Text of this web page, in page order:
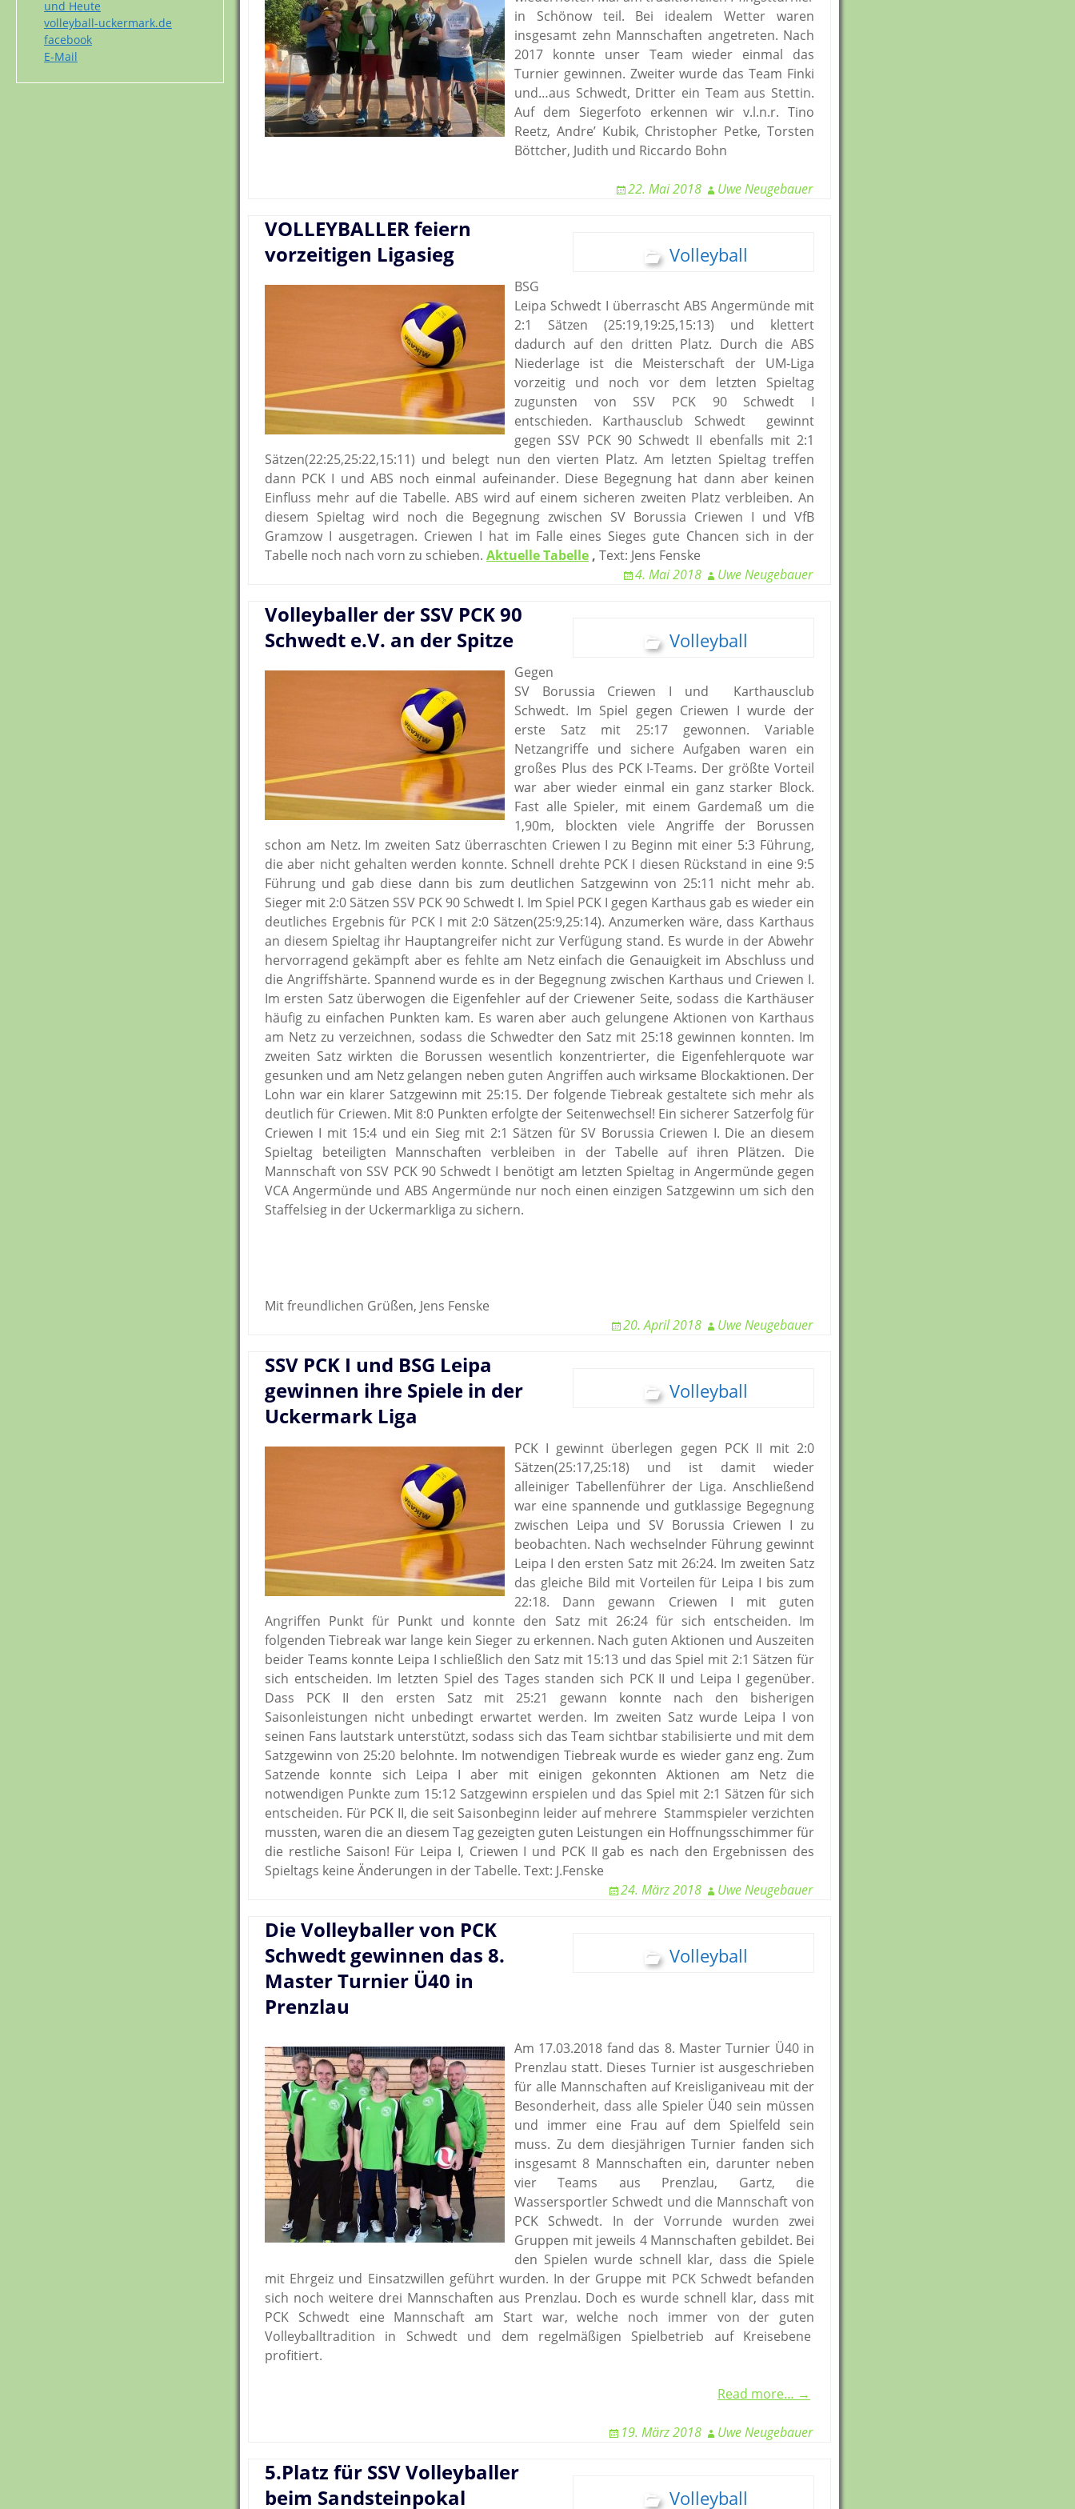
E-Mail
Facebook
Trainingsplan
E-Mail
Trainingsplan
E-Mail
Galerie
Trainingsplan
E-Mail
Wasserball
Abteilungs-News
Galerie
Homepage
Facebook
Teamshop der
Abteilung
Trainingsplan
Tennis
Infos
Abteilungs-News
Galerie
Buchung Tennishalle
Buchung Tennisplatz
(Outdoor)
E-Mail
Tischtennis
Infos
Abteilungs-News
Galerie
Trainingsplan
E-Mail
Volleyball
Infos
Abteilungs-News
Galerie
Trainingsplan
Mannschaften –
facebook
Wandern
Infos
Abteilungs-News
Galerie
E-Mail
und Heute
volleyball-uckermark.de
facebook
E-Mail
in Schönow teil. Bei idealem Wetter waren
insgesamt zehn Mannschaften angetreten. Nach
2017 konnte unser Team wieder einmal das
Turnier gewinnen. Zweiter wurde das Team Finki
und…aus Schwedt, Dritter ein Team aus Stettin.
Auf dem Siegerfoto erkennen wir v.l.n.r. Tino
Reetz, Andre’ Kubik, Christopher Petke, Torsten
Böttcher, Judith und Riccardo Bohn
22. Mai 2018 Uwe Neugebauer
Volleyball
VOLLEYBALLER feiern
vorzeitigen Ligasieg
BSG
Leipa Schwedt I überrascht ABS Angermünde mit
2:1 Sätzen (25:19,19:25,15:13) und klettert
dadurch auf den dritten Platz. Durch die ABS
Niederlage ist die Meisterschaft der UM-Liga
vorzeitig und noch vor dem letzten Spieltag
zugunsten von SSV PCK 90 Schwedt I
entschieden. Karthausclub Schwedt gewinnt
gegen SSV PCK 90 Schwedt II ebenfalls mit 2:1
Sätzen(22:25,25:22,15:11) und belegt nun den vierten Platz. Am letzten Spieltag treffen
dann PCK I und ABS noch einmal aufeinander. Diese Begegnung hat dann aber keinen
Einfluss mehr auf die Tabelle. ABS wird auf einem sicheren zweiten Platz verbleiben. An
diesem Spieltag wird noch die Begegnung zwischen SV Borussia Criewen I und VfB
Gramzow I ausgetragen. Criewen I hat im Falle eines Sieges gute Chancen sich in der
Tabelle noch nach vorn zu schieben. Aktuelle Tabelle , Text: Jens Fenske
4. Mai 2018
Uwe Neugebauer
Volleyball
Volleyballer der SSV PCK 90
Schwedt e.V. an der Spitze
Gegen
SV Borussia Criewen I und Karthausclub
Schwedt. Im Spiel gegen Criewen I wurde der
erste Satz mit 25:17 gewonnen. Variable
Netzangriffe und sichere Aufgaben waren ein
großes Plus des PCK I-Teams. Der größte Vorteil
war aber wieder einmal ein ganz starker Block.
Fast alle Spieler, mit einem Gardemaß um die
1,90m, blockten viele Angriffe der Borussen
schon am Netz. Im zweiten Satz überraschten Criewen I zu Beginn mit einer 5:3 Führung,
die aber nicht gehalten werden konnte. Schnell drehte PCK I diesen Rückstand in eine 9:5
Führung und gab diese dann bis zum deutlichen Satzgewinn von 25:11 nicht mehr ab.
Sieger mit 2:0 Sätzen SSV PCK 90 Schwedt I. Im Spiel PCK I gegen Karthaus gab es wieder ein
deutliches Ergebnis für PCK I mit 2:0 Sätzen(25:9,25:14). Anzumerken wäre, dass Karthaus
an diesem Spieltag ihr Hauptangreifer nicht zur Verfügung stand. Es wurde in der Abwehr
hervorragend gekämpft aber es fehlte am Netz einfach die Genauigkeit im Abschluss und
die Angriffshärte. Spannend wurde es in der Begegnung zwischen Karthaus und Criewen I.
Im ersten Satz überwogen die Eigenfehler auf der Criewener Seite, sodass die Karthäuser
häufig zu einfachen Punkten kam. Es waren aber auch gelungene Aktionen von Karthaus
am Netz zu verzeichnen, sodass die Schwedter den Satz mit 25:18 gewinnen konnten. Im
zweiten Satz wirkten die Borussen wesentlich konzentrierter, die Eigenfehlerquote war
gesunken und am Netz gelangen neben guten Angriffen auch wirksame Blockaktionen. Der
Lohn war ein klarer Satzgewinn mit 25:15. Der folgende Tiebreak gestaltete sich mehr als
deutlich für Criewen. Mit 8:0 Punkten erfolgte der Seitenwechsel! Ein sicherer Satzerfolg für
Criewen I mit 15:4 und ein Sieg mit 2:1 Sätzen für SV Borussia Criewen I. Die an diesem
Spieltag beteiligten Mannschaften verbleiben in der Tabelle auf ihren Plätzen. Die
Mannschaft von SSV PCK 90 Schwedt I benötigt am letzten Spieltag in Angermünde gegen
VCA Angermünde und ABS Angermünde nur noch einen einzigen Satzgewinn um sich den
Staffelsieg in der Uckermarkliga zu sichern.
Mit freundlichen Grüßen, Jens Fenske
20. April 2018
Uwe Neugebauer
Volleyball
SSV PCK I und BSG Leipa
gewinnen ihre Spiele in der
Uckermark Liga
PCK I gewinnt überlegen gegen PCK II mit 2:0
Sätzen(25:17,25:18) und ist damit wieder
alleiniger Tabellenführer der Liga. Anschließend
war eine spannende und gutklassige Begegnung
zwischen Leipa und SV Borussia Criewen I zu
beobachten. Nach wechselnder Führung gewinnt
Leipa I den ersten Satz mit 26:24. Im zweiten Satz
das gleiche Bild mit Vorteilen für Leipa I bis zum
22:18. Dann gewann Criewen I mit guten
Angriffen Punkt für Punkt und konnte den Satz mit 26:24 für sich entscheiden. Im
folgenden Tiebreak war lange kein Sieger zu erkennen. Nach guten Aktionen und Auszeiten
beider Teams konnte Leipa I schließlich den Satz mit 15:13 und das Spiel mit 2:1 Sätzen für
sich entscheiden. Im letzten Spiel des Tages standen sich PCK II und Leipa I gegenüber.
Dass PCK II den ersten Satz mit 25:21 gewann konnte nach den bisherigen
Saisonleistungen nicht unbedingt erwartet werden. Im zweiten Satz wurde Leipa I von
seinen Fans lautstark unterstützt, sodass sich das Team sichtbar stabilisierte und mit dem
Satzgewinn von 25:20 belohnte. Im notwendigen Tiebreak wurde es wieder ganz eng. Zum
Satzende konnte sich Leipa I aber mit einigen gekonnten Aktionen am Netz die
notwendigen Punkte zum 15:12 Satzgewinn erspielen und das Spiel mit 2:1 Sätzen für sich
entscheiden. Für PCK II, die seit Saisonbeginn leider auf mehrere Stammspieler verzichten
mussten, waren die an diesem Tag gezeigten guten Leistungen ein Hoffnungsschimmer für
die restliche Saison! Für Leipa I, Criewen I und PCK II gab es nach den Ergebnissen des
Spieltags keine Änderungen in der Tabelle. Text: J.Fenske
24. März 2018
Uwe Neugebauer
Volleyball
Die Volleyballer von PCK
Schwedt gewinnen das 8.
Master Turnier Ü40 in
Prenzlau
Am 17.03.2018 fand das 8. Master Turnier Ü40 in
Prenzlau statt. Dieses Turnier ist ausgeschrieben
für alle Mannschaften auf Kreisliganiveau mit der
Besonderheit, dass alle Spieler Ü40 sein müssen
und immer eine Frau auf dem Spielfeld sein
muss. Zu dem diesjährigen Turnier fanden sich
insgesamt 8 Mannschaften ein, darunter neben
vier Teams aus Prenzlau, Gartz, die
Wassersportler Schwedt und die Mannschaft von
PCK Schwedt. In der Vorrunde wurden zwei
Gruppen mit jeweils 4 Mannschaften gebildet. Bei
den Spielen wurde schnell klar, dass die Spiele
mit Ehrgeiz und Einsatzwillen geführt wurden. In der Gruppe mit PCK Schwedt befanden
sich noch weitere drei Mannschaften aus Prenzlau. Doch es wurde schnell klar, dass mit
PCK Schwedt eine Mannschaft am Start war, welche noch immer von der guten
Volleyballtradition in Schwedt und dem regelmäßigen Spielbetrieb auf Kreisebene
profitiert.
Read more… →
19. März 2018 Uwe Neugebauer
Volleyball
5.Platz für SSV Volleyballer
beim Sandsteinpokal